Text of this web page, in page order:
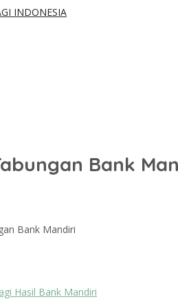
Bank
Bank Mandiri
Hasil Bank Mandiri